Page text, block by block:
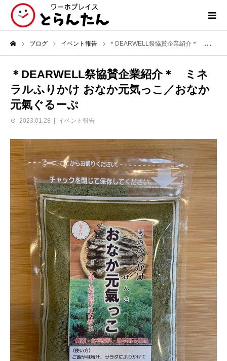
ブログ イベント報告 ＊DEARWELL祭協賛企業紹介＊ ミネラルふりかけ おなか元気っこ／おなか元氣ぐるーぷ
＊DEARWELL祭協賛企業紹介＊ ミネ
ラルふりかけ おなか元気っこ／おなか
元氣ぐるーぷ
2023.01.28 イベント報告